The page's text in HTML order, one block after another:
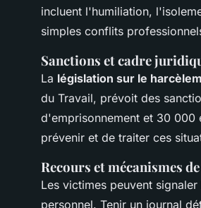
incluent l'humiliation,
simples conflits
Sanctions et cadre
La législation sur le
du Travail, prévoit des
d'emprisonnement et 30 000
prévenir et de traiter ces
Recours et mécanismes
Les victimes peuvent
personnel. Tenir un journal